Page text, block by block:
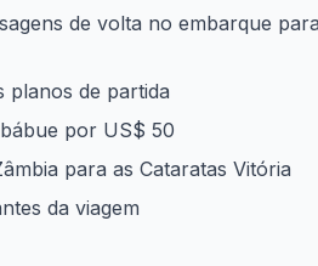
de volta no embarque
planos de partida
por US$ 50
para as Cataratas Vitória
da viagem